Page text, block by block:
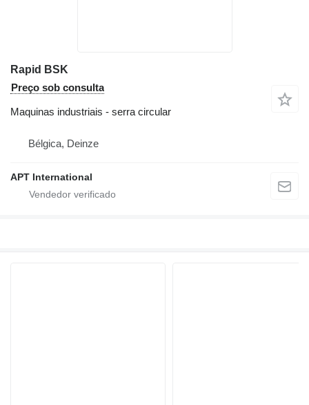
Rapid BSK
Preço sob consulta
Maquinas industriais - serra circular
Bélgica, Deinze
APT International